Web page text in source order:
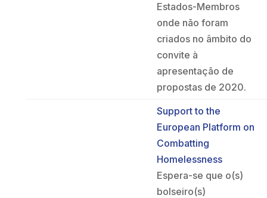
Estados-Membros
onde não foram
criados no âmbito do
convite à
apresentação de
propostas de 2020.
Support to the
European Platform on
Combatting
Homelessness
Espera-se que o(s)
bolseiro(s)